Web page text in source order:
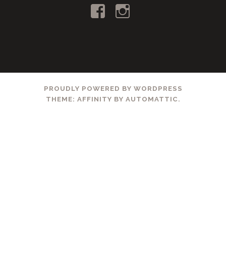
Profil
von
PROUDLY POWERED BY WORDPRESS
THEME: AFFINITY BY AUTOMATTIC .